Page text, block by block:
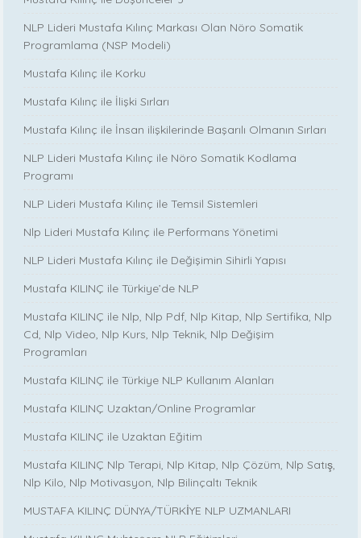
NLP Lideri Mustafa Kılınç Markası Olan Nöro Somatik
Programlama (NSP Modeli)
Mustafa Kılınç ile Korku
Mustafa Kılınç ile İlişki Sırları
Mustafa Kılınç ile İnsan ilişkilerinde Başarılı Olmanın Sırları
NLP Lideri Mustafa Kılınç ile Nöro Somatik Kodlama
Programı
NLP Lideri Mustafa Kılınç ile Temsil Sistemleri
Nlp Lideri Mustafa Kılınç ile Performans Yönetimi
NLP Lideri Mustafa Kılınç ile Değişimin Sihirli Yapısı
Mustafa KILINÇ ile Türkiye’de NLP
Mustafa KILINÇ ile Nlp, Nlp Pdf, Nlp Kitap, Nlp Sertifika, Nlp
Cd, Nlp Video, Nlp Kurs, Nlp Teknik, Nlp Değişim
Programları
Mustafa KILINÇ ile Türkiye NLP Kullanım Alanları
Mustafa KILINÇ Uzaktan/Online Programlar
Mustafa KILINÇ ile Uzaktan Eğitim
Mustafa KILINÇ Nlp Terapi, Nlp Kitap, Nlp Çözüm, Nlp Satış,
Nlp Kilo, Nlp Motivasyon, Nlp Bilinçaltı Teknik
MUSTAFA KILINÇ DÜNYA/TÜRKİYE NLP UZMANLARI